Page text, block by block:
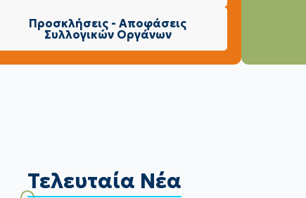
Προσκλήσεις - Αποφάσεις
Συλλογικών Οργάνων
Τελευταία Νέα